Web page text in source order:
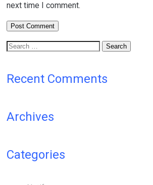
next time I comment.
Search
Recent Comments
Archives
Categories